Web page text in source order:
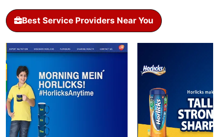
Best Service Providers Near You